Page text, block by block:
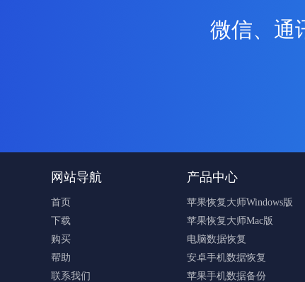
微信、通
网站导航
首页
下载
购买
帮助
联系我们
产品中心
苹果恢复大师Windows版
苹果恢复大师Mac版
电脑数据恢复
安卓手机数据恢复
苹果手机数据备份